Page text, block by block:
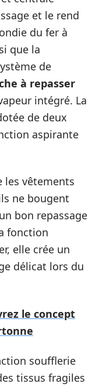
et le rend
du fer à
que la
de
à repasser
intégré. La
de deux
aspirante
les vêtements
ne bougent
bon repassage
fonction
elle crée un
délicat lors du
le concept
soufflerie
tissus fragiles